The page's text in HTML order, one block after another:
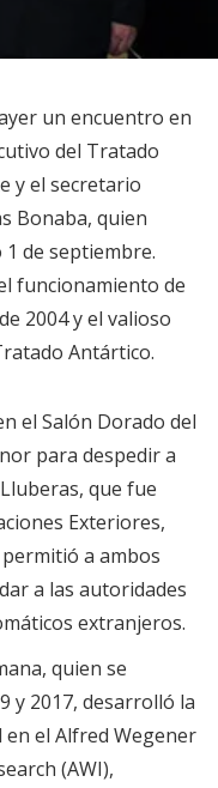
un encuentro en
del Tratado
y el secretario
Bonaba, quien
de septiembre.
funcionamiento de
2004 y el valioso
Antártico.
el Salón Dorado del
para despedir a
que fue
Exteriores,
a ambos
a las autoridades
extranjeros.
quien se
y 2017, desarrolló la
el Alfred Wegener
(AWI),